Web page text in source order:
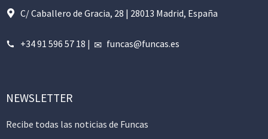
C/ Caballero de Gracia, 28 | 28013 Madrid, España
+34 91 596 57 18 | funcas@funcas.es
NEWSLETTER
Recibe todas las noticias de Funcas